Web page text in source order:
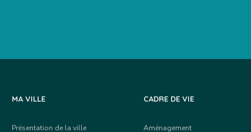
MA VILLE
Présentation de la ville
CADRE DE VIE
Aménagement